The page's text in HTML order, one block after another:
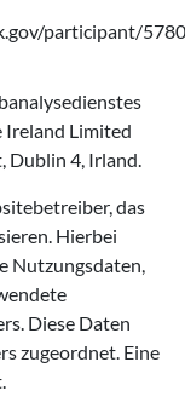
participant/
Ireland Limited
Dublin 4, Irland.
das
Hierbei
Nutzungsdaten,
Diese Daten
zugeordnet. Eine